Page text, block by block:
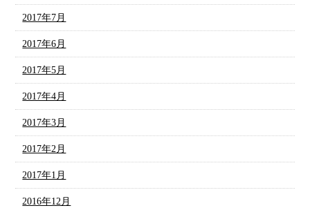
2017年7月
2017年6月
2017年5月
2017年4月
2017年3月
2017年2月
2017年1月
2016年12月